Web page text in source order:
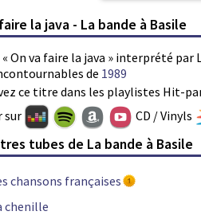
la java - La bande à Basile
On va faire la java » interprété par
de 1989
ce titre dans les playlistes Hit-
sur CD / Vinyls
tubes de La bande à Basile
chansons françaises
chenille